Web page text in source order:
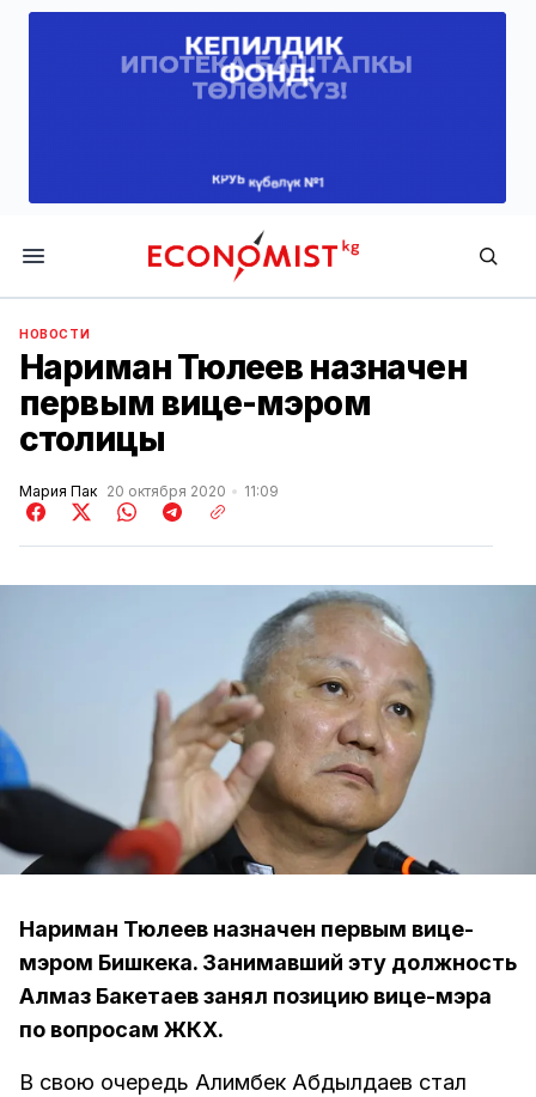
Economist.kg
НОВОСТИ
Нариман Тюлеев назначен
первым вице-мэром
столицы
Мария Пак 20 октября 2020 11:09
Нариман Тюлеев назначен первым вице-
мэром Бишкека. Занимавший эту должность
Алмаз Бакетаев занял позицию вице-мэра
по вопросам ЖКХ.
В свою очередь Алимбек Абдылдаев стал